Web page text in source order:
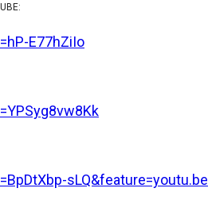
E77hZiIo
sLQ&feature=youtu.be